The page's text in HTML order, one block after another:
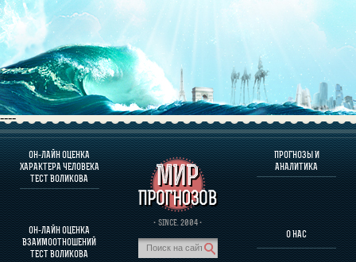
----
ОН-ЛАЙН ОЦЕНКА
ХАРАКТЕРА ЧЕЛОВЕКА
ТЕСТ ВОЛИКОВА
ОН-ЛАЙН ОЦЕНКА
ВЗАИМООТНОШЕНИЙ
ТЕСТ ВОЛИКОВА
· SINCE. 2004 ·
ПРОГНОЗЫ И
АНАЛИТИКА
О НАС
О ПРОГРАММЕ
ОЦЕНКА ХАРАКТЕРA ЧЕЛОВЕКА
ОЦЕНКА ХАРАКТЕРА ВЫДАЮЩИХСЯ ЛИЧНОСТЕЙ
О ПРОГРАММЕ
ПРОГНОЗЫ И АНАЛИТИКА